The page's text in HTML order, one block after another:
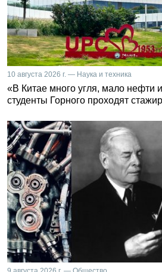
10 августа 2026 г. — Наука и техника
«В Китае много угля, мало нефти
студенты Горного проходят